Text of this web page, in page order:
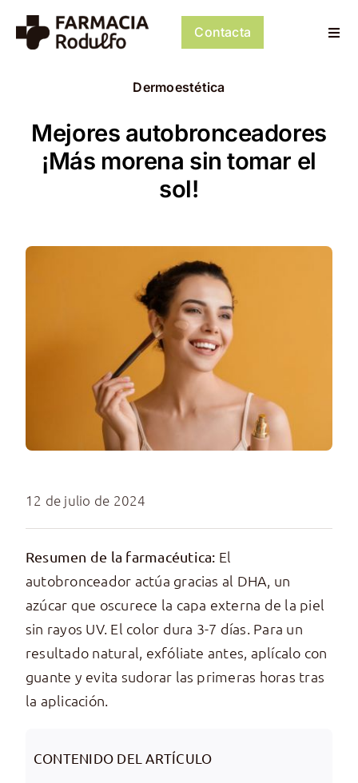
contenido
Psiconeuroinmunología
Dermocosmética
Tienda
Mi cuenta
Contacta
Dermoestética
Mejores autobronceadores
¡Más morena sin tomar el
sol!
12 de julio de 2024
Resumen de la farmacéutica: El
autobronceador actúa gracias al DHA, un
azúcar que oscurece la capa externa de la piel
sin rayos UV. El color dura 3-7 días. Para un
resultado natural, exfóliate antes, aplícalo con
guante y evita sudorar las primeras horas tras
la aplicación.
CONTENIDO DEL ARTÍCULO